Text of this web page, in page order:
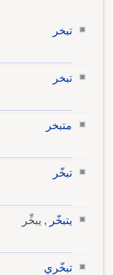
تبخر
تبخر
متبخر
تبخّر
يتبخّر , يبخِّر
تبخّري